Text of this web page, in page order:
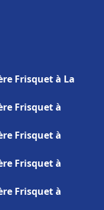
Frisquet à La
Frisquet à
Frisquet à
Frisquet à
Frisquet à